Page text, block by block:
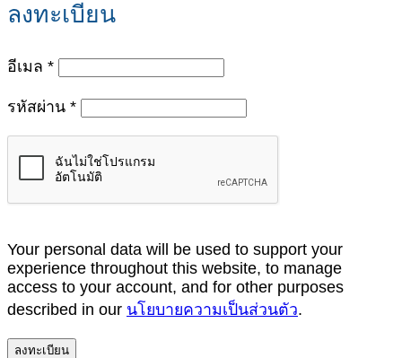
ลงทะเบียน
อีเมล *ต้องการ
รหัสผ่าน *ต้องการ
Your personal data will be used to support your
experience throughout this website, to manage
access to your account, and for other purposes
described in our นโยบายความเป็นส่วนตัว.
ลงทะเบียน